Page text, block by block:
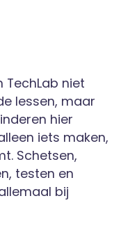
TechLab niet
lessen, maar
hier
iets maken,
Schetsen,
testen en
bij